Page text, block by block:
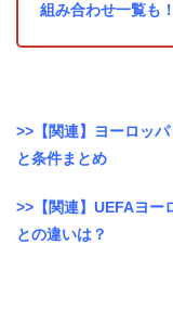
組み合わせ一覧も
>>【関連】ヨーロッ
と条件まとめ
>>【関連】UEFAヨー
との違いは？